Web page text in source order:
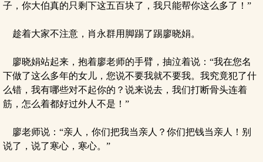
子，你大伯真的只剩下这五百块了，我只能帮你这么多了！”
趁着大家不注意，肖永群用脚踢了踢廖晓娟。
廖晓娟站起来，抱着廖老师的手臂，抽泣着说：“我在您名
下做了这么多年的女儿，您说不要我就不要我。我究竟犯了什
么错，我有哪些对不起你的？说来说去，我们打断骨头连着
筋，怎么着都好过外人不是！”
廖老师说：“亲人，你们把我当亲人？你们把钱当亲人！别
说了，说了寒心，寒心。”